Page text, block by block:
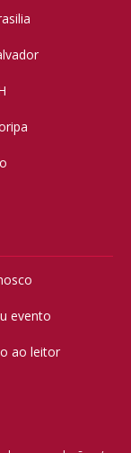
evento
ao leitor